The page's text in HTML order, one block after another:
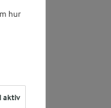
hur
aktiv